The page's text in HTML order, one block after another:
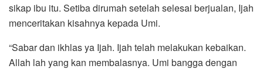
sikap ibu itu. Setiba dirumah setelah selesai berjualan, Ijah
menceritakan kisahnya kepada Umi.
“Sabar dan ikhlas ya Ijah. Ijah telah melakukan kebaikan.
Allah lah yang kan membalasnya. Umi bangga dengan